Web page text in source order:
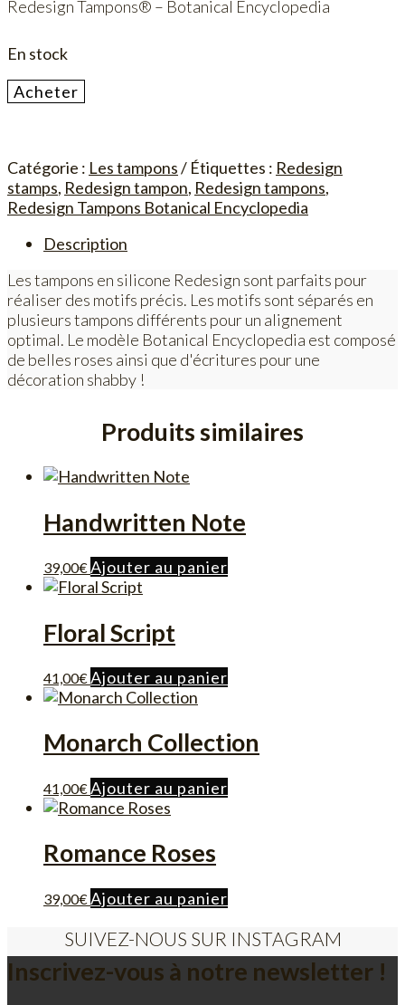
Redesign Tampons® – Botanical Encyclopedia
En stock
quantité
de
Acheter
Catégorie : Les tampons Étiquettes : Redesign
stamps, Redesign tampon, Redesign tampons,
Redesign Tampons Botanical Encyclopedia
Description
Les tampons en silicone Redesign sont parfaits pour
réaliser des motifs précis. Les motifs sont séparés en
plusieurs tampons différents pour un alignement
optimal. Le modèle Botanical Encyclopedia est composé
de belles roses ainsi que d'écritures pour une
décoration shabby !
Produits similaires
Handwritten Note
39,00€Ajouter au panier
Floral Script
41,00€Ajouter au panier
Monarch Collection
41,00€ Ajouter au panier
Romance Roses
39,00€ Ajouter au panier
SUIVEZ-NOUS SUR INSTAGRAM
Inscrivez-vous à notre newsletter !